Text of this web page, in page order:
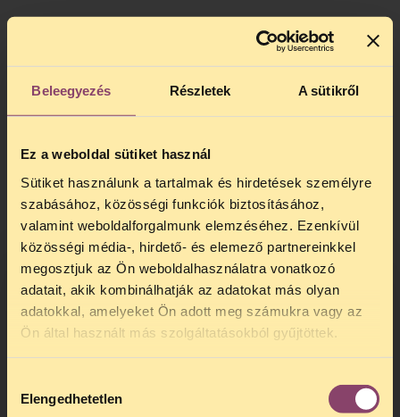
Beleegyezés Részletek A sütikről
Ez a weboldal sütiket használ
Sütiket használunk a tartalmak és hirdetések személyre
szabásához, közösségi funkciók biztosításához,
valamint weboldalforgalmunk elemzéséhez. Ezenkívül
közösségi média-, hirdető- és elemező partnereinkkel
megosztjuk az Ön weboldalhasználatra vonatkozó
adatait, akik kombinálhatják az adatokat más olyan
adatokkal, amelyeket Ön adott meg számukra vagy az
Ön által használt más szolgáltatásokból gyűjtöttek.
kiválasztása
Elengedhetetlen
A határozat továbbra sem indokolja meg,
hogy az LMBTQI emberek jogaiért kiálló
szivárványos felvonulás miért lenne káros
a gyerekekre. A rendezvény szervezői
legalapvetőbb emberi jogot: a békés
véleménynyilvánítás jogát. Ezért a tiltást a
jogvédő szervezetek ismét meg fogják
támadni a Kúrián.
Pride lesz június 28-án, és ott is ki fogunk
állni a jogainkért.
TELEFONOS JOGSEGÉLY
SZÜNET!
hogytelefonos jogsegélyünk július 27 és